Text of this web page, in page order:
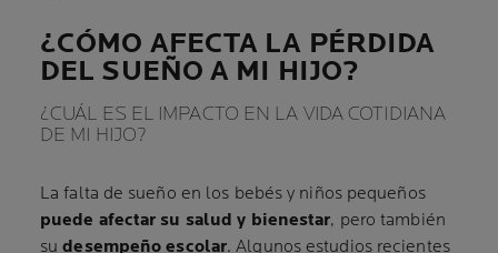
¿CÓMO AFECTA LA PÉRDIDA
DEL SUEÑO A MI HIJO?
¿CUÁL ES EL IMPACTO EN LA VIDA COTIDIANA
DE MI HIJO?
La falta de sueño en los bebés y niños pequeños
puede afectar su salud y bienestar, pero también
sudesempeño escolar. Algunos estudios recientes